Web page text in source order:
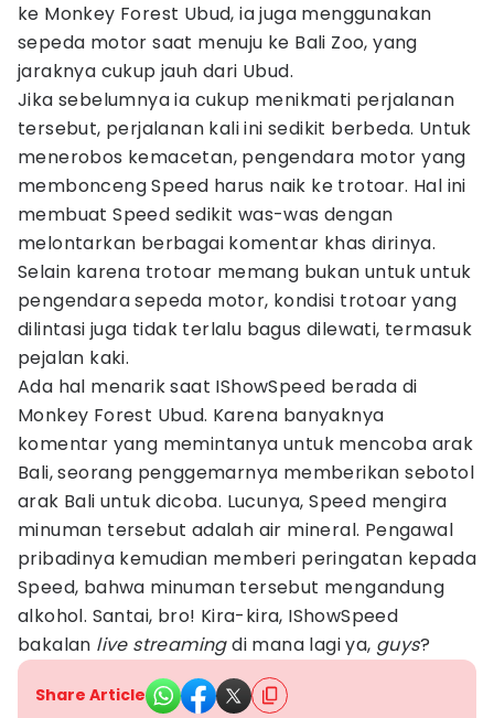
ke Monkey Forest Ubud, ia juga menggunakan
sepeda motor saat menuju ke Bali Zoo, yang
jaraknya cukup jauh dari Ubud.
Jika sebelumnya ia cukup menikmati perjalanan
tersebut, perjalanan kali ini sedikit berbeda. Untuk
menerobos kemacetan, pengendara motor yang
membonceng Speed harus naik ke trotoar. Hal ini
membuat Speed sedikit was-was dengan
melontarkan berbagai komentar khas dirinya.
Selain karena trotoar memang bukan untuk untuk
pengendara sepeda motor, kondisi trotoar yang
dilintasi juga tidak terlalu bagus dilewati, termasuk
pejalan kaki.
Ada hal menarik saat IShowSpeed berada di
Monkey Forest Ubud. Karena banyaknya
komentar yang memintanya untuk mencoba arak
Bali, seorang penggemarnya memberikan sebotol
arak Bali untuk dicoba. Lucunya, Speed mengira
minuman tersebut adalah air mineral. Pengawal
pribadinya kemudian memberi peringatan kepada
Speed, bahwa minuman tersebut mengandung
alkohol. Santai, bro! Kira-kira, IShowSpeed
bakalan live streamingdi mana lagi ya, guys?
Share Article